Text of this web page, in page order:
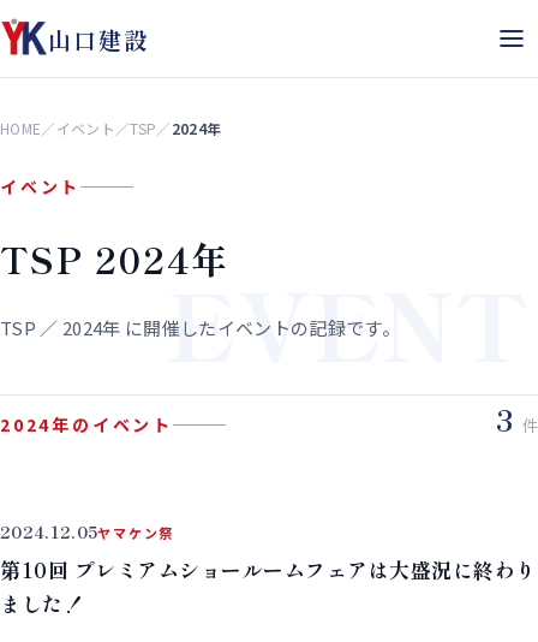
山口建設
EVENT
HOME／イベント ／TSP／2024年
イベント
TSP 2024年
TSP ／ 2024年 に開催したイベントの記録です。
2024年のイベント 3 件
2024.12.05ヤマケン祭
第10回 プレミアムショールームフェアは大盛況に終わり
ました！